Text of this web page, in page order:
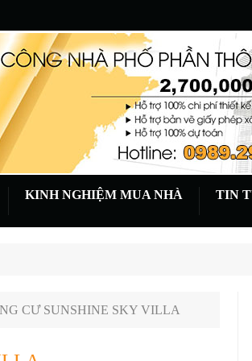
KINH NGHIỆM MUA NHÀ TIN
CƯ SUNSHINE SKY VILLA